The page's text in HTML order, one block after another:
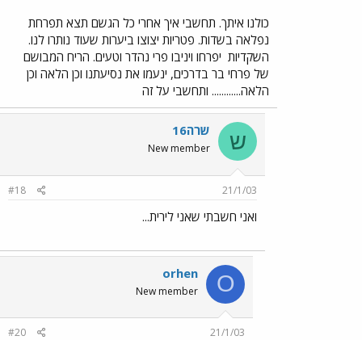
כולנו איתך. תחשבי איך אחרי כל הגשם תצא תפרחת
נפלאה בשדות. פטריות יצוצו ביערות שעוד נותרו לנו.
השקדיות יפרחו ויניבו פרי נהדר וטעים. הריח המבושם
של פרחי בר בדרכים, ינעמו את נסיעתנו וכן הלאה וכן
הלאה............ ותחשבי על זה
ש שרה16
New member
21/1/03
#18
ואני חשבתי שאני לירית...
O
orhen
New member
21/1/03
#20